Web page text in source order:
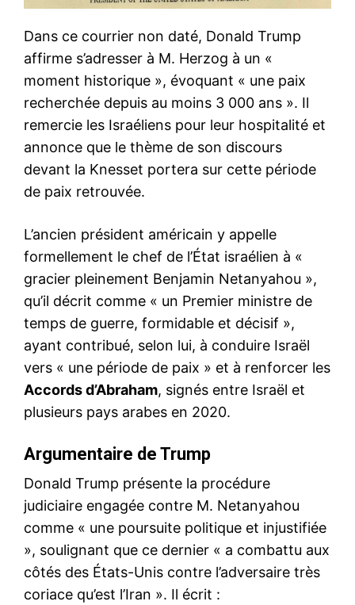
Dans ce courrier non daté, Donald Trump
affirme s’adresser à M. Herzog à un «
moment historique », évoquant « une paix
recherchée depuis au moins 3 000 ans ». Il
remercie les Israéliens pour leur hospitalité et
annonce que le thème de son discours
devant la Knesset portera sur cette période
de paix retrouvée.
L’ancien président américain y appelle
formellement le chef de l’État israélien à «
gracier pleinement Benjamin Netanyahou »,
qu’il décrit comme « un Premier ministre de
temps de guerre, formidable et décisif »,
ayant contribué, selon lui, à conduire Israël
vers « une période de paix » et à renforcer les
Accords d’Abraham, signés entre Israël et
plusieurs pays arabes en 2020.
Argumentaire de Trump
Donald Trump présente la procédure
judiciaire engagée contre M. Netanyahou
comme « une poursuite politique et injustifiée
», soulignant que ce dernier « a combattu aux
côtés des États-Unis contre l’adversaire très
coriace qu’est l’Iran ». Il écrit :